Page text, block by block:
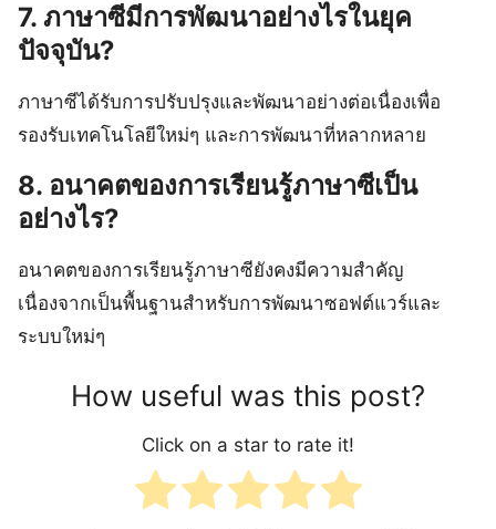
7. ภาษาซีมีการพัฒนาอย่างไรในยุค
ปัจจุบัน?
ภาษาซีได้รับการปรับปรุงและพัฒนาอย่างต่อเนื่องเพื่อ
รองรับเทคโนโลยีใหม่ๆ และการพัฒนาที่หลากหลาย
8. อนาคตของการเรียนรู้ภาษาซีเป็น
อย่างไร?
อนาคตของการเรียนรู้ภาษาซียังคงมีความสำคัญ
เนื่องจากเป็นพื้นฐานสำหรับการพัฒนาซอฟต์แวร์และ
ระบบใหม่ๆ
How useful was this post?
Click on a star to rate it!